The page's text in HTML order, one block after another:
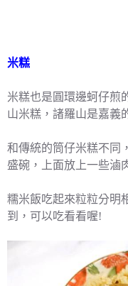
米糕
米糕也是圓環邊蚵仔煎
山米糕，諸羅山是嘉義
和傳統的筒仔米糕不同
盛碗，上面放上一些滷
糯米飯吃起來粒粒分明
到，可以吃看看喔!